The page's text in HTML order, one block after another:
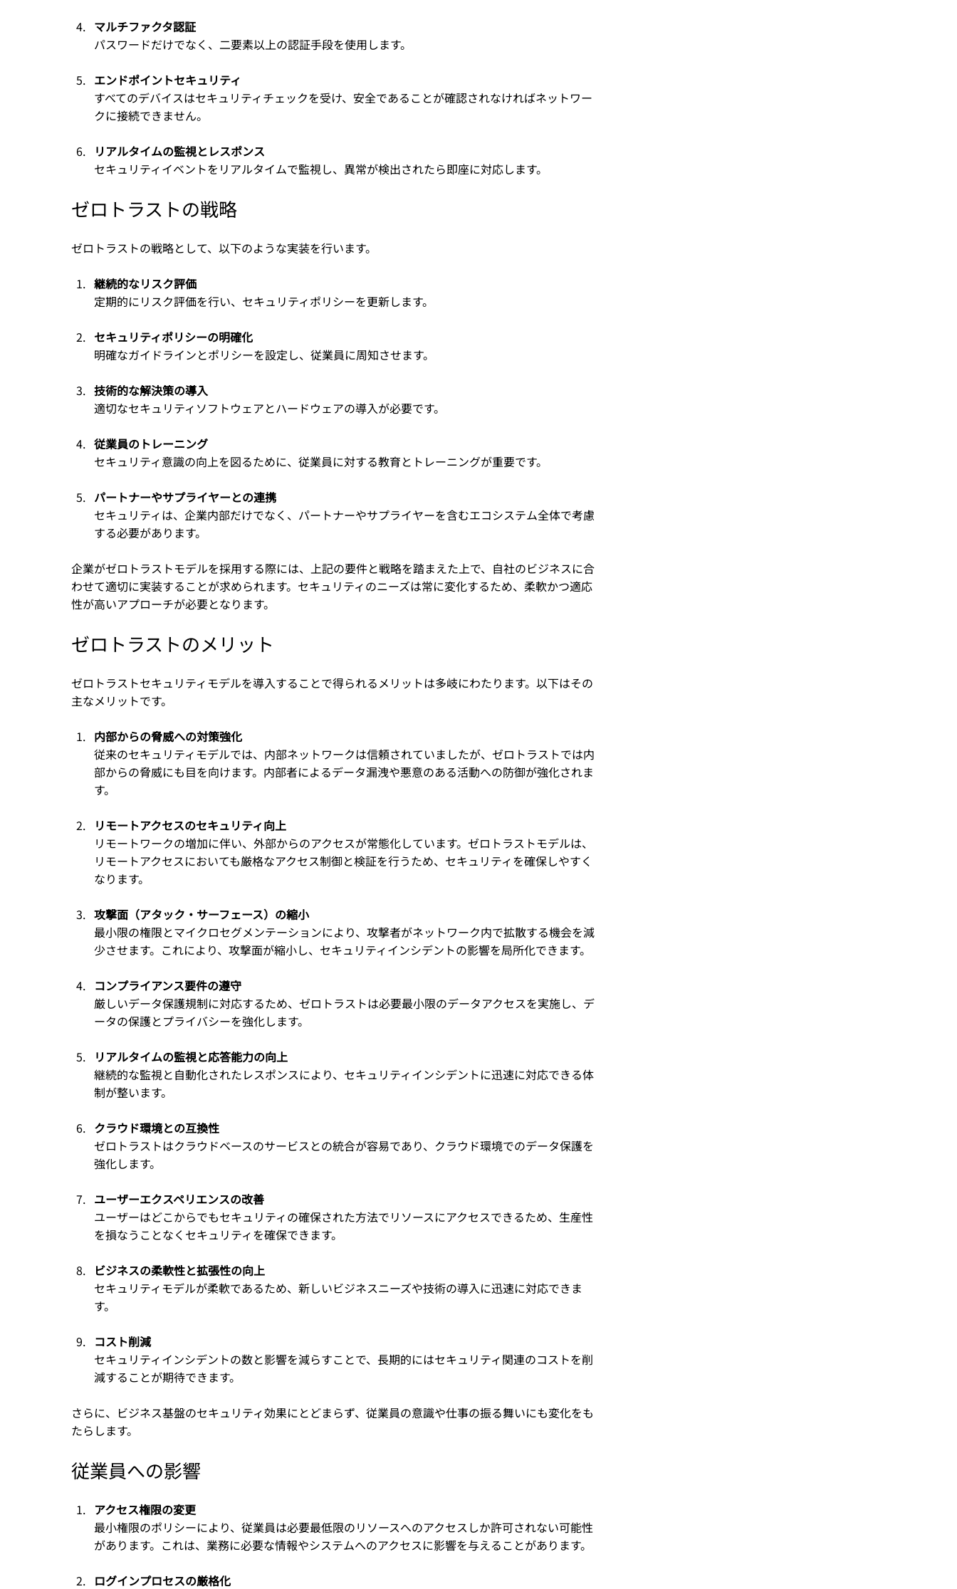
マルチファクタ認証
パスワードだけでなく、二要素以上の認証手段を使用します。
エンドポイントセキュリティ
すべてのデバイスはセキュリティチェックを受け、安全であることが確認されなければネットワー
クに接続できません。
リアルタイムの監視とレスポンス
セキュリティイベントをリアルタイムで監視し、異常が検出されたら即座に対応します。
ゼロトラストの戦略
ゼロトラストの戦略として、以下のような実装を行います。
継続的なリスク評価
定期的にリスク評価を行い、セキュリティポリシーを更新します。
セキュリティポリシーの明確化
明確なガイドラインとポリシーを設定し、従業員に周知させます。
技術的な解決策の導入
適切なセキュリティソフトウェアとハードウェアの導入が必要です。
従業員のトレーニング
セキュリティ意識の向上を図るために、従業員に対する教育とトレーニングが重要です。
パートナーやサプライヤーとの連携
セキュリティは、企業内部だけでなく、パートナーやサプライヤーを含むエコシステム全体で考慮
する必要があります。
企業がゼロトラストモデルを採用する際には、上記の要件と戦略を踏まえた上で、自社のビジネスに合
わせて適切に実装することが求められます。セキュリティのニーズは常に変化するため、柔軟かつ適応
性が高いアプローチが必要となります。
ゼロトラストのメリット
ゼロトラストセキュリティモデルを導入することで得られるメリットは多岐にわたります。以下はその
主なメリットです。
内部からの脅威への対策強化
従来のセキュリティモデルでは、内部ネットワークは信頼されていましたが、ゼロトラストでは内
部からの脅威にも目を向けます。内部者によるデータ漏洩や悪意のある活動への防御が強化されま
す。
リモートアクセスのセキュリティ向上
リモートワークの増加に伴い、外部からのアクセスが常態化しています。ゼロトラストモデルは、
リモートアクセスにおいても厳格なアクセス制御と検証を行うため、セキュリティを確保しやすく
なります。
攻撃面（アタック・サーフェース）の縮小
最小限の権限とマイクロセグメンテーションにより、攻撃者がネットワーク内で拡散する機会を減
少させます。これにより、攻撃面が縮小し、セキュリティインシデントの影響を局所化できます。
コンプライアンス要件の遵守
厳しいデータ保護規制に対応するため、ゼロトラストは必要最小限のデータアクセスを実施し、デ
ータの保護とプライバシーを強化します。
リアルタイムの監視と応答能力の向上
継続的な監視と自動化されたレスポンスにより、セキュリティインシデントに迅速に対応できる体
制が整います。
クラウド環境との互換性
ゼロトラストはクラウドベースのサービスとの統合が容易であり、クラウド環境でのデータ保護を
強化します。
ユーザーエクスペリエンスの改善
ユーザーはどこからでもセキュリティの確保された方法でリソースにアクセスできるため、生産性
を損なうことなくセキュリティを確保できます。
ビジネスの柔軟性と拡張性の向上
セキュリティモデルが柔軟であるため、新しいビジネスニーズや技術の導入に迅速に対応できま
す。
コスト削減
セキュリティインシデントの数と影響を減らすことで、長期的にはセキュリティ関連のコストを削
減することが期待できます。
さらに、ビジネス基盤のセキュリティ効果にとどまらず、従業員の意識や仕事の振る舞いにも変化をも
たらします。
従業員への影響
アクセス権限の変更
最小権限のポリシーにより、従業員は必要最低限のリソースへのアクセスしか許可されない可能性
があります。これは、業務に必要な情報やシステムへのアクセスに影響を与えることがあります。
ログインプロセスの厳格化